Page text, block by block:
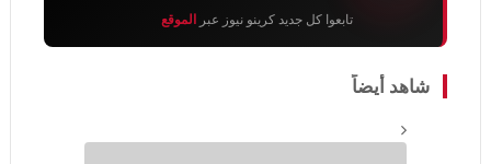
تابعوا كل جديد كرينو نيوز عبر الموقع
شاهد أيضاً